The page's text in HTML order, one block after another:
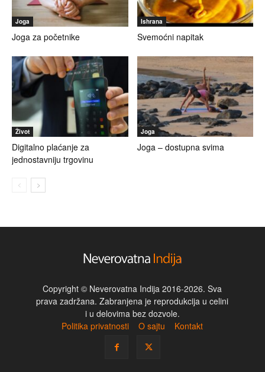
Joga
Joga za početnike
Ishrana
Svemoćni napitak
Život
Digitalno plaćanje za
jednostavniju trgovinu
Joga
Joga – dostupna svima
Copyright © Neverovatna Indija 2016-2026. Sva
prava zadržana. Zabranjena je reprodukcija u celini
i u delovima bez dozvole.
Politika privatnosti
O sajtu Kontakt